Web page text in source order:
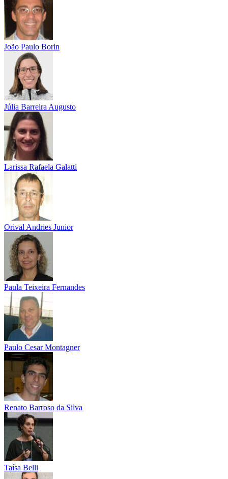
João Paulo Borin
Júlia Barreira Augusto
Larissa Rafaela Galatti
Orival Andries Junior
Paula Teixeira Fernandes
Paulo Cesar Montagner
Renato Barroso da Silva
Taísa Belli